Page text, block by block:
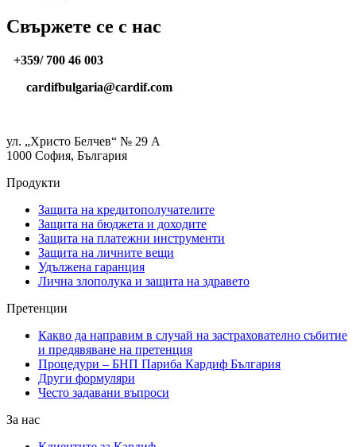
Свържете се с нас
+359/ 700 46 003
cardifbulgaria@cardif.com
ул. „Христо Белчев“ № 29 А
1000 София, България
Продукти
Защита на кредитополучателите
Защита на бюджета и доходите
Защита на платежни инструменти
Защита на личните вещи
Удължена гаранция
Лична злополука и защита на здравето
Претенции
Какво да направим в случай на застрахователно събитие
и предявяване на претенция
Процедури – БНП Париба Кардиф България
Други формуляри
Често задавани въпроси
За нас